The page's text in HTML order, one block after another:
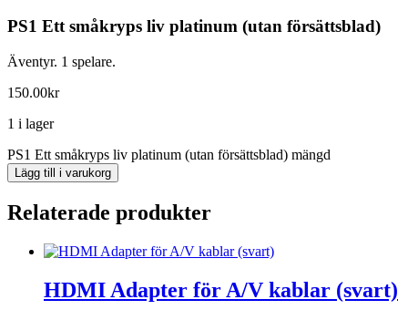
PS1 Ett småkryps liv platinum (utan försättsblad)
Äventyr. 1 spelare.
150.00kr
1 i lager
PS1 Ett småkryps liv platinum (utan försättsblad) mängd
Lägg till i varukorg
Relaterade produkter
HDMI Adapter för A/V kablar (svart)